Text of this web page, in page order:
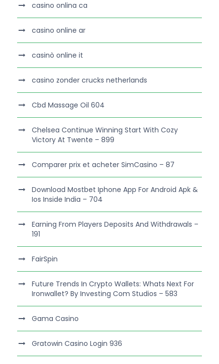
casino onlina ca
casino online ar
casinò online it
casino zonder crucks netherlands
Cbd Massage Oil 604
Chelsea Continue Winning Start With Cozy
Victory At Twente – 899
Comparer prix et acheter SimCasino – 87
Download Mostbet Iphone App For Android Apk &
Ios Inside India – 704
Earning From Players Deposits And Withdrawals –
191
FairSpin
Future Trends In Crypto Wallets: Whats Next For
Ironwallet? By Investing Com Studios – 583
Gama Casino
Gratowin Casino Login 936